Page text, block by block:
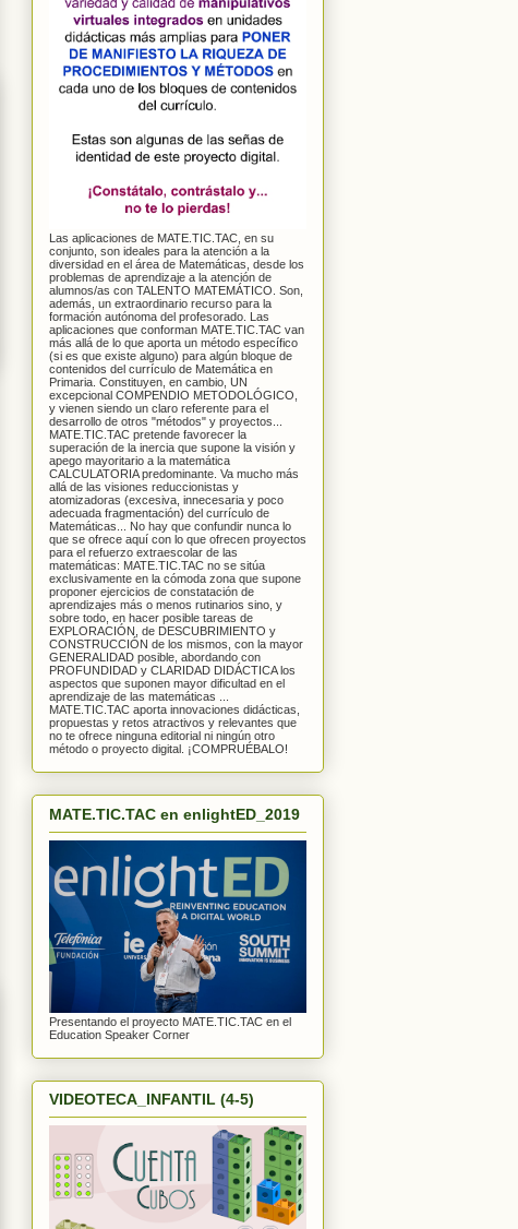
Las aplicaciones de MATE.TIC.TAC, en su
conjunto, son ideales para la atención a la
diversidad en el área de Matemáticas, desde los
problemas de aprendizaje a la atención de
alumnos/as con TALENTO MATEMÁTICO. Son,
además, un extraordinario recurso para la
formación autónoma del profesorado. Las
aplicaciones que conforman MATE.TIC.TAC van
más allá de lo que aporta un método específico
(si es que existe alguno) para algún bloque de
contenidos del currículo de Matemática en
Primaria. Constituyen, en cambio, UN
excepcional COMPENDIO METODOLÓGICO,
y vienen siendo un claro referente para el
desarrollo de otros "métodos" y proyectos...
MATE.TIC.TAC pretende favorecer la
superación de la inercia que supone la visión y
apego mayoritario a la matemática
CALCULATORIA predominante. Va mucho más
allá de las visiones reduccionistas y
atomizadoras (excesiva, innecesaria y poco
adecuada fragmentación) del currículo de
Matemáticas... No hay que confundir nunca lo
que se ofrece aquí con lo que ofrecen proyectos
para el refuerzo extraescolar de las
matemáticas: MATE.TIC.TAC no se sitúa
exclusivamente en la cómoda zona que supone
proponer ejercicios de constatación de
aprendizajes más o menos rutinarios sino, y
sobre todo, en hacer posible tareas de
EXPLORACIÓN, de DESCUBRIMIENTO y
CONSTRUCCIÓN de los mismos, con la mayor
GENERALIDAD posible, abordando con
PROFUNDIDAD y CLARIDAD DIDÁCTICA los
aspectos que suponen mayor dificultad en el
aprendizaje de las matemáticas ...
MATE.TIC.TAC aporta innovaciones didácticas,
propuestas y retos atractivos y relevantes que
no te ofrece ninguna editorial ni ningún otro
método o proyecto digital. ¡COMPRUÉBALO!
MATE.TIC.TAC en enlightED_2019
Presentando el proyecto MATE.TIC.TAC en el
Education Speaker Corner
VIDEOTECA_INFANTIL (4-5)